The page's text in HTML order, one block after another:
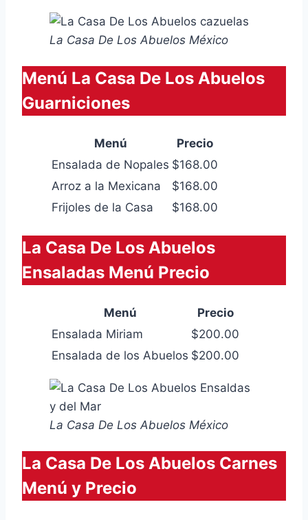
La Casa De Los Abuelos México
Menú La Casa De Los Abuelos
Guarniciones
Menú
Precio
Ensalada de Nopales $168.00
Arroz a la Mexicana
$168.00
Frijoles de la Casa
$168.00
La Casa De Los Abuelos
Ensaladas Menú Precio
Menú
Precio
Ensalada Miriam
$200.00
Ensalada de los Abuelos $200.00
La Casa De Los Abuelos México
La Casa De Los Abuelos Carnes
Menú y Precio